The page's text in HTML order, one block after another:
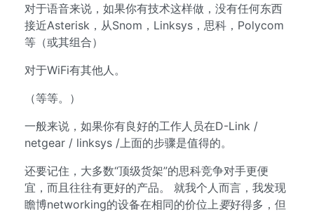
对于语音来说，如果你有技术这样做，没有任何东西
接近Asterisk，从Snom，Linksys，思科，Polycom
等（或其组合）
对于WiFi有其他人。
（等等。）
一般来说，如果你有良好的工作人员在D-Link /
netgear / linksys /上面的步骤是值得的。
还要记住，大多数“顶级货架”的思科竞争对手更便
宜，而且往往有更好的产品。 就我个人而言，我发现
瞻博networking的设备在相同的价位上要好得多，但